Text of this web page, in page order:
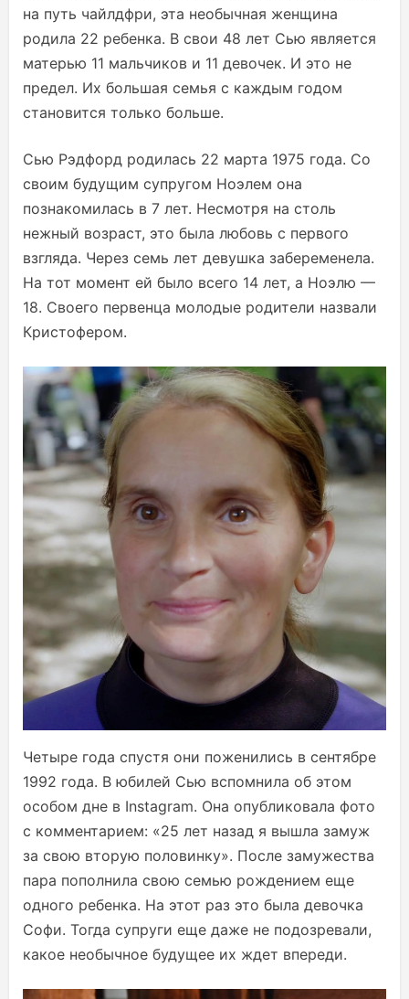
на путь чайлдфри, эта необычная женщина
родила 22 ребенка. В свои 48 лет Сью является
матерью 11 мальчиков и 11 девочек. И это не
предел. Их большая семья с каждым годом
становится только больше.
Сью Рэдфорд родилась 22 марта 1975 года. Со
своим будущим супругом Ноэлем она
познакомилась в 7 лет. Несмотря на столь
нежный возраст, это была любовь с первого
взгляда. Через семь лет девушка забеременела.
На тот момент ей было всего 14 лет, а Ноэлю —
18. Своего первенца молодые родители назвали
Кристофером.
Четыре года спустя они поженились в сентябре
1992 года. В юбилей Сью вспомнила об этом
особом дне в Instagram. Она опубликовала фото
с комментарием: «25 лет назад я вышла замуж
за свою вторую половинку». После замужества
пара пополнила свою семью рождением еще
одного ребенка. На этот раз это была девочка
Софи. Тогда супруги еще даже не подозревали,
какое необычное будущее их ждет впереди.